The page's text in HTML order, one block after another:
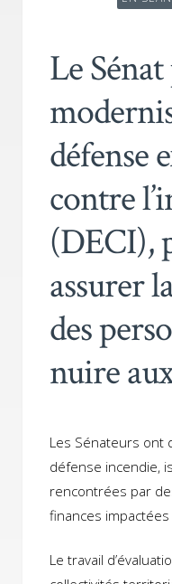
Le
défense
contre
(DECI),
assurer
des
nuire
Les Sénateurs ont
défense incendie,
rencontrées par
finances
Le travail